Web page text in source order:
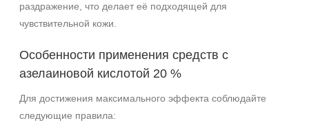
раздражение, что делает её подходящей для
чувствительной кожи.
Особенности применения средств с
азелаиновой кислотой 20 %
Для достижения максимального эффекта соблюдайте
следующие правила: